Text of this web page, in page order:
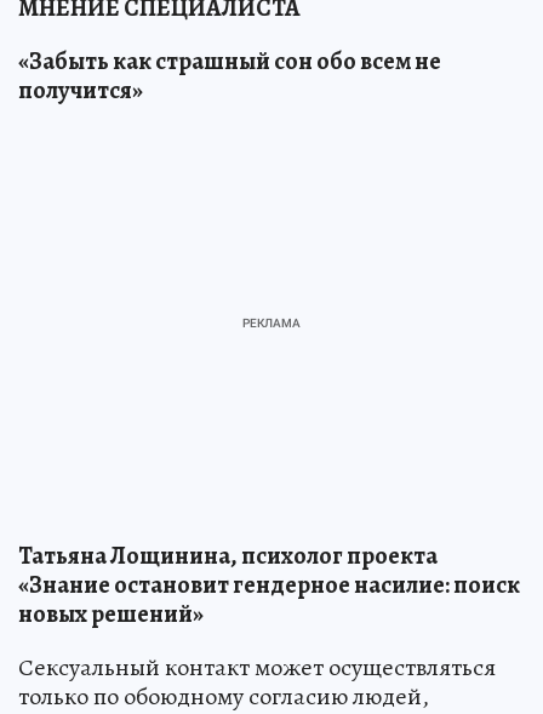
МНЕНИЕ СПЕЦИАЛИСТА
«Забыть как страшный сон обо всем не
получится»
Татьяна Лощинина, психолог проекта
«Знание остановит гендерное насилие: поиск
новых решений»
Сексуальный контакт может осуществляться
только по обоюдному согласию людей,